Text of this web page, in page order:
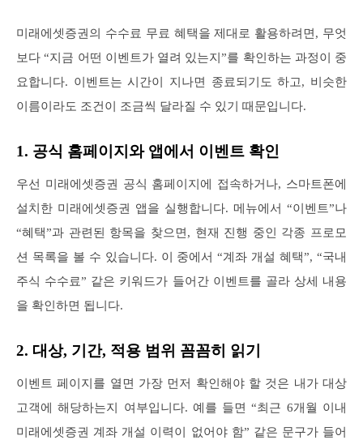
미래에셋증권의 수수료 무료 혜택을 제대로 활용하려면, 무엇
보다 “지금 어떤 이벤트가 열려 있는지”를 확인하는 과정이 중
요합니다. 이벤트는 시간이 지나면 종료되기도 하고, 비슷한
이름이라도 조건이 조금씩 달라질 수 있기 때문입니다.
1. 공식 홈페이지와 앱에서 이벤트 확인
우선 미래에셋증권 공식 홈페이지에 접속하거나, 스마트폰에
설치한 미래에셋증권 앱을 실행합니다. 메뉴에서 “이벤트”나
“혜택”과 관련된 항목을 찾으면, 현재 진행 중인 각종 프로모
션 목록을 볼 수 있습니다. 이 중에서 “계좌 개설 혜택”, “국내
주식 수수료” 같은 키워드가 들어간 이벤트를 골라 상세 내용
을 확인하면 됩니다.
2. 대상, 기간, 적용 범위 꼼꼼히 읽기
이벤트 페이지를 열면 가장 먼저 확인해야 할 것은 내가 대상
고객에 해당하는지 여부입니다. 예를 들면 “최근 6개월 이내
미래에셋증권 계좌 개설 이력이 없어야 함” 같은 문구가 들어